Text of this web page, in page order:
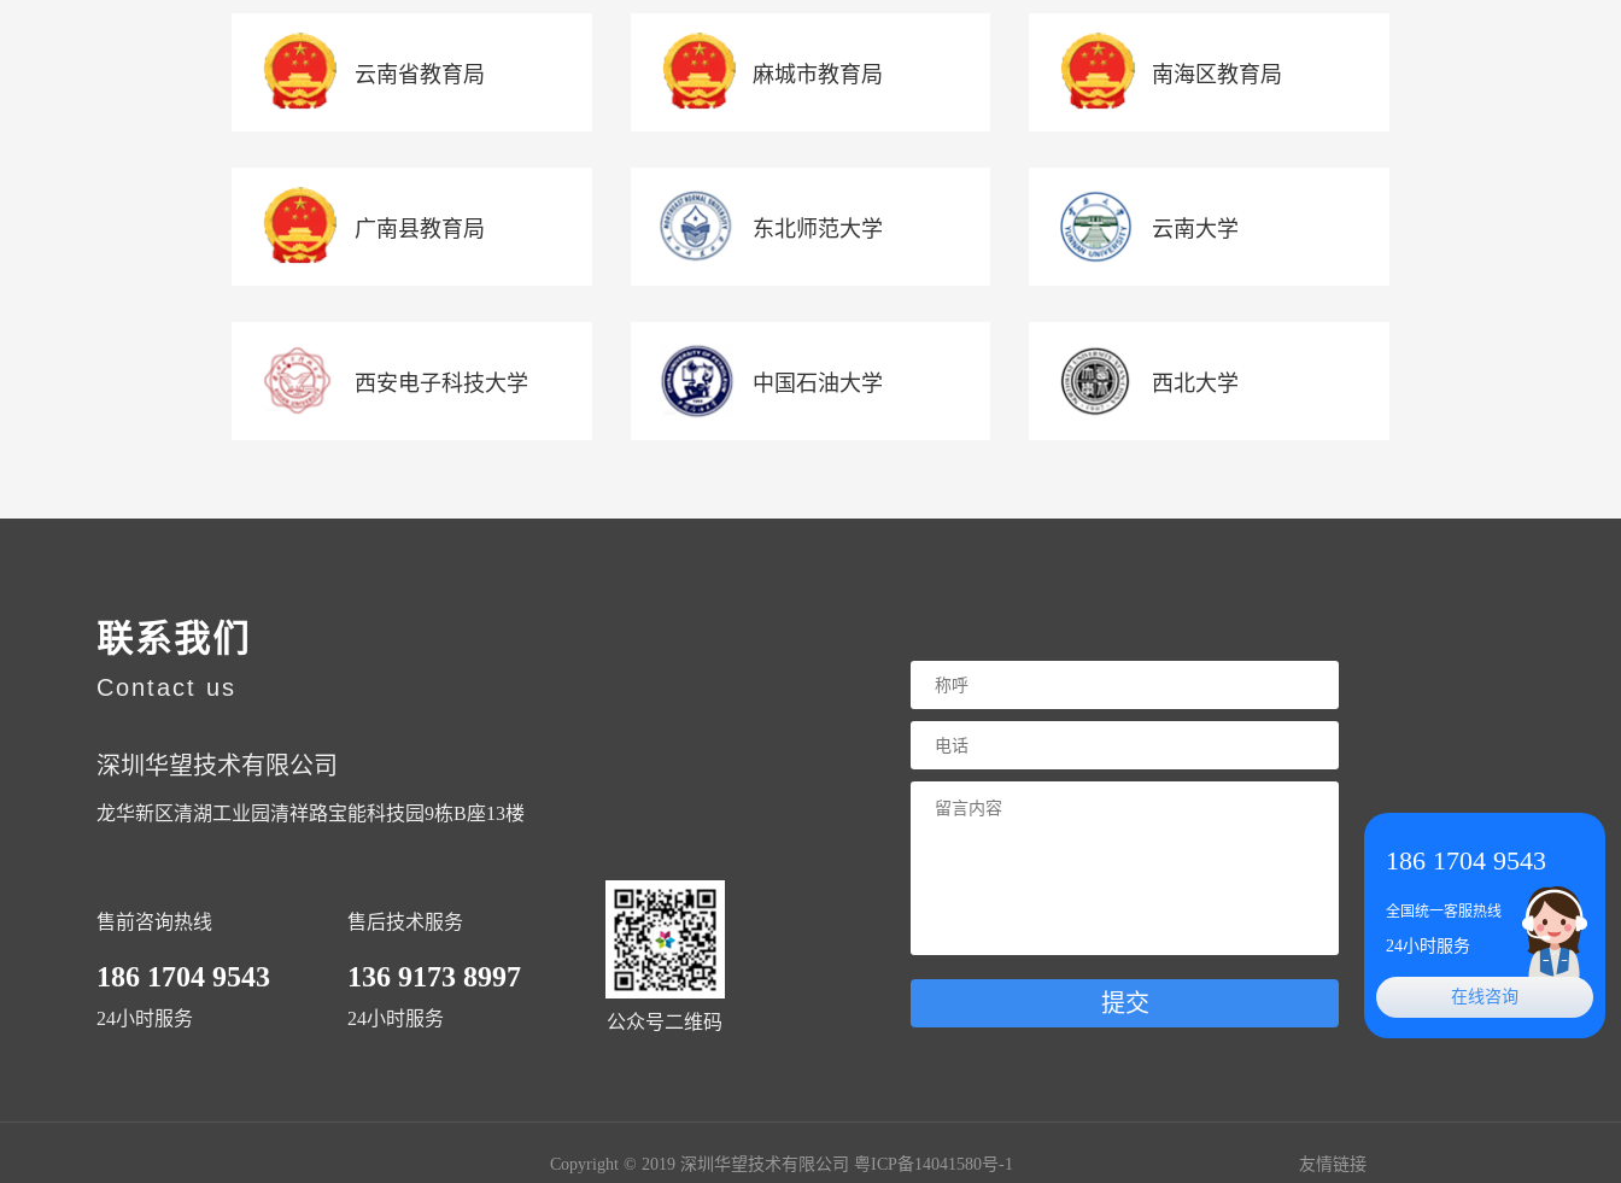
云南省教育局 麻城市教育局 南海区教育局
广南县教育局 东北师范大学 云南大学
西安电子科技大学 中国石油大学 西北大学
联系我们
Contact us
深圳华望技术有限公司
龙华新区清湖工业园清祥路宝能科技园9栋B座13楼
售前咨询热线
186 1704 9543
24小时服务
售后技术服务
136 9173 8997
24小时服务 公众号二维码
提交
Copyright © 2019 深圳华望技术有限公司 粤ICP备14041580号-1 友情链接
186 1704 9543
全国统一客服热线
24小时服务
在线咨询